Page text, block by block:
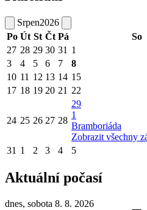
Srpen2026
Po Út St Čt Pá So
27 28 29 30 31 1
3
4 5 6 7 8
10 11 12 13 14 15
17 18 19 20 21 22
24 25 26 27 28
29
1
Bramboriáda
Zobrazit všechny
31 1 2 3 4 5
Aktuální počasí
dnes, sobota 8. 8. 2026